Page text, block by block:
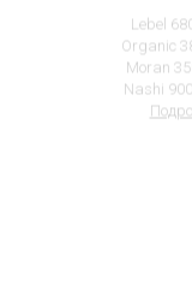
Lebel
Organic
Moran
Nashi